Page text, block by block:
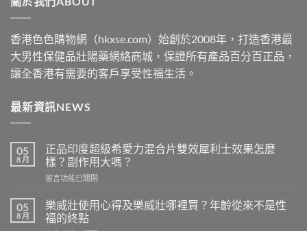
香港色色購物網（hkxse.com）始創於2008年，打造香港最
大男性保健品壯陽藥網絡商城，保證所有產品百分百正品，
讓全香港有需要的客戶享受性福生活。
最新資訊NEWS
05
8 月
正品印度超級希愛力混合片雙效犀利士效果怎麼
樣？副作用大嗎？
在
品
印
度
留言功能已關閉
05
8 月
樂威壯使用心得及樂威壯哪裡買？年齡從來不是性
福的終點